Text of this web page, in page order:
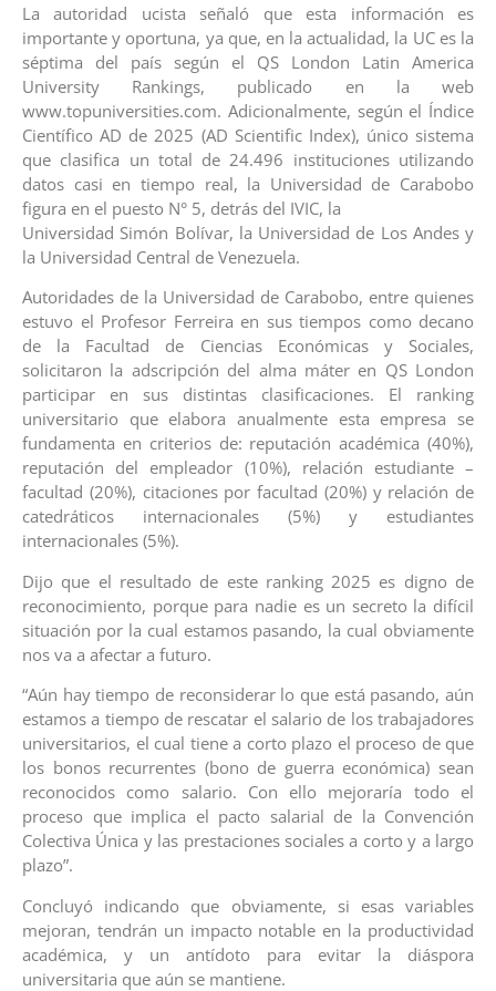
La autoridad ucista señaló que esta información es
importante y oportuna, ya que, en la actualidad, la UC es la
séptima del país según el QS London Latin America
University Rankings, publicado en la web
www.topuniversities.com. Adicionalmente, según el Índice
Científico AD de 2025 (AD Scientific Index), único sistema
que clasifica un total de 24.496 instituciones utilizando
datos casi en tiempo real, la Universidad de Carabobo
figura en el puesto N° 5, detrás del IVIC, la
Universidad Simón Bolívar, la Universidad de Los Andes y
la Universidad Central de Venezuela.
Autoridades de la Universidad de Carabobo, entre quienes
estuvo el Profesor Ferreira en sus tiempos como decano
de la Facultad de Ciencias Económicas y Sociales,
solicitaron la adscripción del alma máter en QS London
participar en sus distintas clasificaciones. El ranking
universitario que elabora anualmente esta empresa se
fundamenta en criterios de: reputación académica (40%),
reputación del empleador (10%), relación estudiante –
facultad (20%), citaciones por facultad (20%) y relación de
catedráticos internacionales (5%) y estudiantes
internacionales (5%).
Dijo que el resultado de este ranking 2025 es digno de
reconocimiento, porque para nadie es un secreto la difícil
situación por la cual estamos pasando, la cual obviamente
nos va a afectar a futuro.
“Aún hay tiempo de reconsiderar lo que está pasando, aún
estamos a tiempo de rescatar el salario de los trabajadores
universitarios, el cual tiene a corto plazo el proceso de que
los bonos recurrentes (bono de guerra económica) sean
reconocidos como salario. Con ello mejoraría todo el
proceso que implica el pacto salarial de la Convención
Colectiva Única y las prestaciones sociales a corto y a largo
plazo”.
Concluyó indicando que obviamente, si esas variables
mejoran, tendrán un impacto notable en la productividad
académica, y un antídoto para evitar la diáspora
universitaria que aún se mantiene.